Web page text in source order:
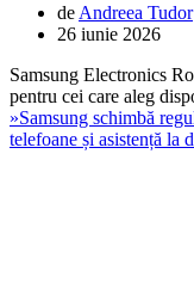
de Andreea Tudor
26 iunie 2026
Samsung Electronics
pentru cei care aleg
»Samsung schimbă
telefoane și asistență la